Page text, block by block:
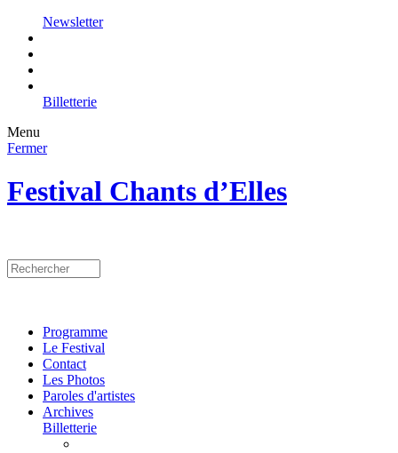
Newsletter
Billetterie
Menu
Fermer
Festival Chants d’Elles
Programme
Le Festival
Contact
Les Photos
Paroles d'artistes
Archives
Billetterie